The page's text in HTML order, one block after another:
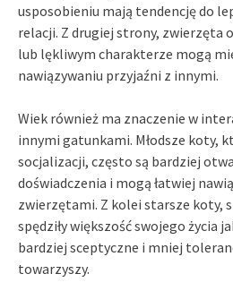
usposobieniu mają tendencję do
relacji. Z drugiej strony, zwierzęta
lub lękliwym charakterze mogą
nawiązywaniu przyjaźni z innymi.
Wiek również ma znaczenie w
innymi gatunkami. Młodsze koty,
socjalizacji, często są bardziej
doświadczenia i mogą łatwiej
zwierzętami. Z kolei starsze koty,
spędziły większość swojego życia
bardziej sceptyczne i mniej
towarzyszy.